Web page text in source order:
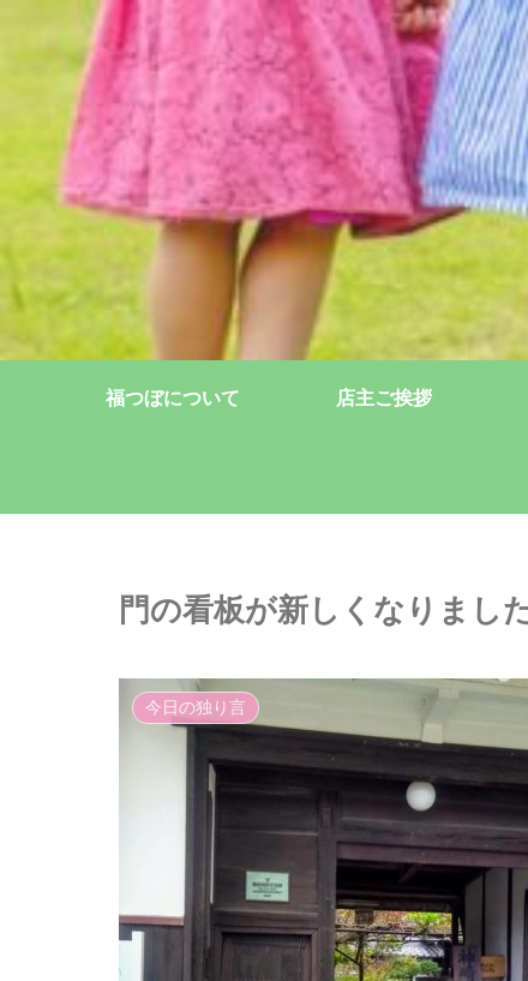
福つぼについて 店主ご挨拶
門の看板が新しくなりまし
今日の独り言